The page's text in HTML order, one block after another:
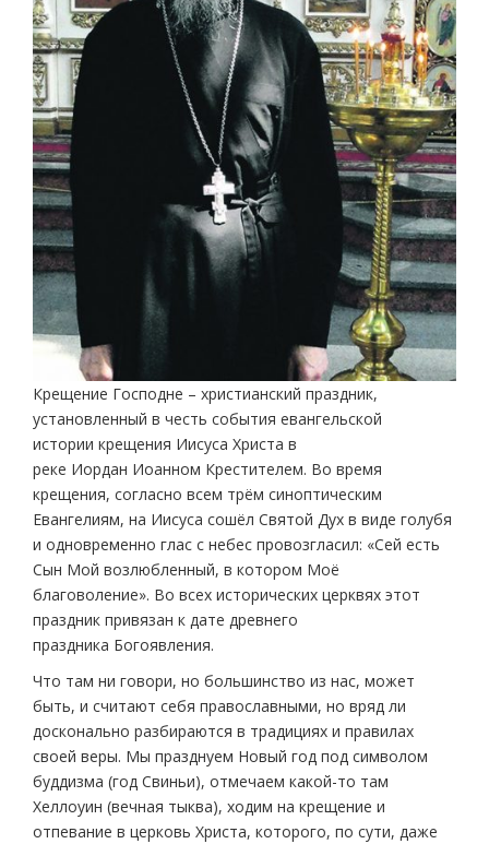
Крещение Господне – христианский праздник,
установленный в честь события евангельской
истории крещения Иисуса Христа в
реке Иордан Иоанном Крестителем. Во время
крещения, согласно всем трём синоптическим
Евангелиям, на Иисуса сошёл Святой Дух в виде голубя
и одновременно глас с небес провозгласил: «Сей есть
Сын Мой возлюбленный, в котором Моё
благоволение». Во всех исторических церквях этот
праздник привязан к дате древнего
праздника Богоявления.
Что там ни говори, но большинство из нас, может
быть, и считают себя православными, но вряд ли
досконально разбираются в традициях и правилах
своей веры. Мы празднуем Новый год под символом
буддизма (год Свиньи), отмечаем какой-то там
Хеллоуин (вечная тыква), ходим на крещение и
отпевание в церковь Христа, которого, по сути, даже